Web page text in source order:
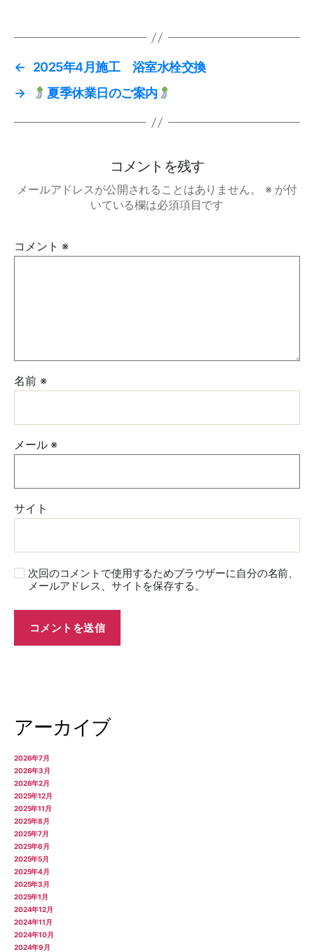
←
2025年4月施工 浴室水栓交換
→
夏季休業日のご案内
コメントを残す
メールアドレスが公開されることはありません。 ※が付
いている欄は必須項目です
コメント ※
名前 ※
メール ※
サイト
次回のコメントで使用するためブラウザーに自分の名前、
メールアドレス、サイトを保存する。
アーカイブ
2026年7月
2026年3月
2026年2月
2025年12月
2025年11月
2025年8月
2025年7月
2025年6月
2025年5月
2025年4月
2025年3月
2025年1月
2024年12月
2024年11月
2024年10月
2024年9月